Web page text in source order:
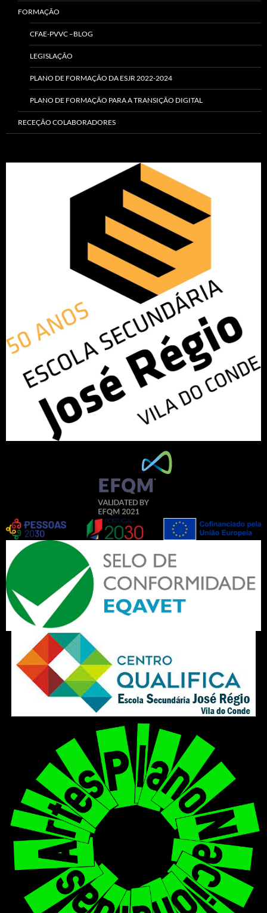
FORMAÇÃO
CFAE-PVVC –BLOG
LEGISLAÇÃO
PLANO DE FORMAÇÃO DA ESJR 2022-2024
PLANO DE FORMAÇÃO PARA A TRANSIÇÃO DIGITAL
RECEÇÃO COLABORADORES